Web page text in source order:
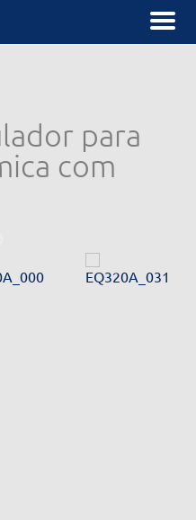
para
com